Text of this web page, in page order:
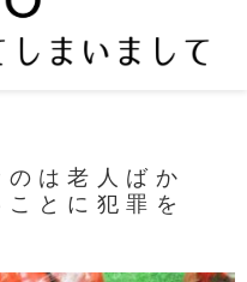
は老人ばか
とに犯罪を